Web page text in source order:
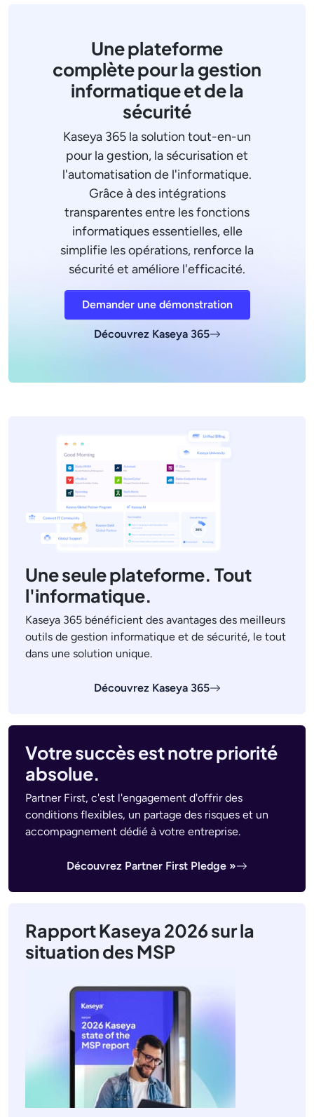
Une plateforme
complète pour la gestion
informatique et de la
sécurité
Kaseya 365 la solution tout-en-un
pour la gestion, la sécurisation et
l'automatisation de l'informatique.
Grâce à des intégrations
transparentes entre les fonctions
informatiques essentielles, elle
simplifie les opérations, renforce la
sécurité et améliore l'efficacité.
Demander une démonstration
Découvrez Kaseya 365
Une seule plateforme. Tout
l'informatique.
Kaseya 365 bénéficient des avantages des meilleurs
outils de gestion informatique et de sécurité, le tout
dans une solution unique.
Découvrez Kaseya 365
Votre succès est notre priorité
absolue.
Partner First, c'est l'engagement d'offrir des
conditions flexibles, un partage des risques et un
accompagnement dédié à votre entreprise.
Découvrez Partner First Pledge »
Rapport Kaseya 2026 sur la
situation des MSP